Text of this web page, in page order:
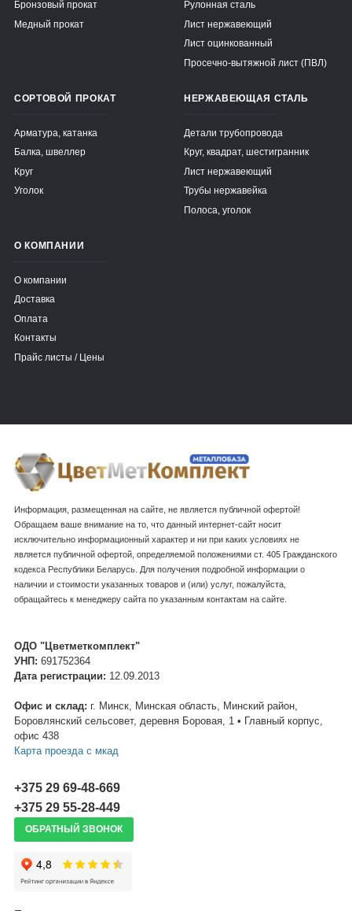
Бронзовый прокат
Медный прокат
Рулонная сталь
Лист нержавеющий
Лист оцинкованный
Просечно-вытяжной лист (ПВЛ)
СОРТОВОЙ ПРОКАТ
Арматура, катанка
Балка, швеллер
Круг
Уголок
НЕРЖАВЕЮЩАЯ СТАЛЬ
Детали трубопровода
Круг, квадрат, шестигранник
Лист нержавеющий
Трубы нержавейка
Полоса, уголок
О КОМПАНИИ
О компании
Доставка
Оплата
Контакты
Прайс листы / Цены
Информация, размещенная на сайте, не является публичной офертой!
Обращаем ваше внимание на то, что данный интернет-сайт носит
исключительно информационный характер и ни при каких условиях не
является публичной офертой, определяемой положениями ст. 405 Гражданского
кодекса Республики Беларусь. Для получения подробной информации о
наличии и стоимости указанных товаров и (или) услуг, пожалуйста,
обращайтесь к менеджеру сайта по указанным контактам на сайте.
ОДО "Цветметкомплект"
УНП: 691752364
Дата регистрации: 12.09.2013
Офис и склад: г. Минск, Минская область, Минский район,
Боровлянский сельсовет, деревня Боровая, 1 • Главный корпус,
офис 438
Карта проезда c мкад
+375 29 69-48-669
+375 29 55-28-449
ОБРАТНЫЙ ЗВОНОК